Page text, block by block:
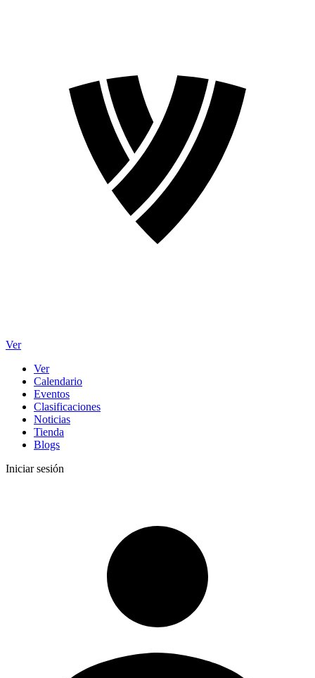
Ver
Ver
Calendario
Eventos
Clasificaciones
Noticias
Tienda
Blogs
Iniciar sesión